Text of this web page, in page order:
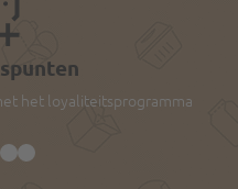
het loyaliteitsprogramma